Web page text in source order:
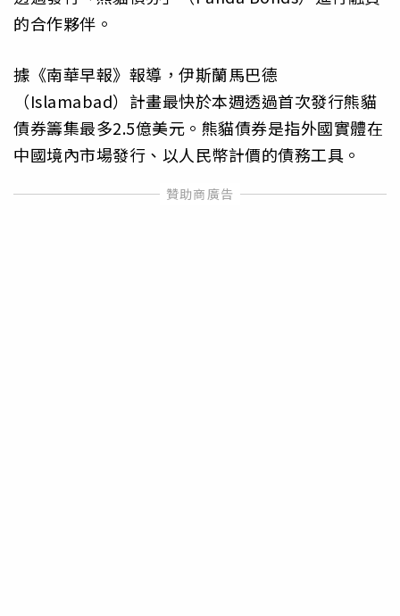
的合作夥伴。
據《南華早報》報導，伊斯蘭馬巴德
（Islamabad）計畫最快於本週透過首次發行熊貓
債券籌集最多2.5億美元。熊貓債券是指外國實體在
中國境內市場發行、以人民幣計價的債務工具。